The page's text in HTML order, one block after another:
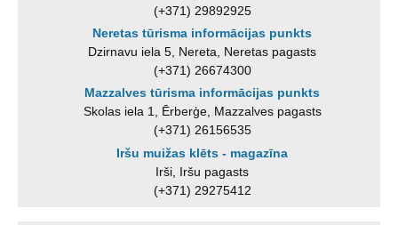
(+371) 29892925
Neretas tūrisma informācijas punkts
Dzirnavu iela 5, Nereta, Neretas pagasts
(+371) 26674300
Mazzalves tūrisma informācijas punkts
Skolas iela 1, Ērberģe, Mazzalves pagasts
(+371) 26156535
Iršu muižas klēts - magazīna
Irši, Iršu pagasts
(+371) 29275412